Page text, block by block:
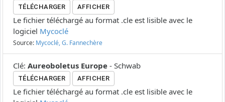
TÉLÉCHARGER AFFICHER
Le fichier téléchargé au format .cle est lisible avec le
logiciel Mycoclé
Source: Mycoclé, G. Fannechère
Clé: Aureoboletus Europe - Schwab
TÉLÉCHARGER AFFICHER
Le fichier téléchargé au format .cle est lisible avec le